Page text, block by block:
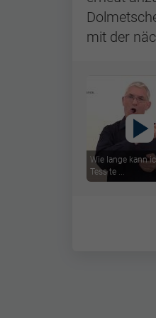
mit der
Wie lange kann
Tess te ...